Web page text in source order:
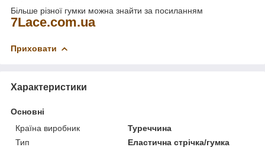
Більше різної гумки можна знайти за посиланням
7Lace.com.ua
Приховати
Характеристики
Основні
Країна виробник
Туреччина
Тип
Еластична стрічка/гумка